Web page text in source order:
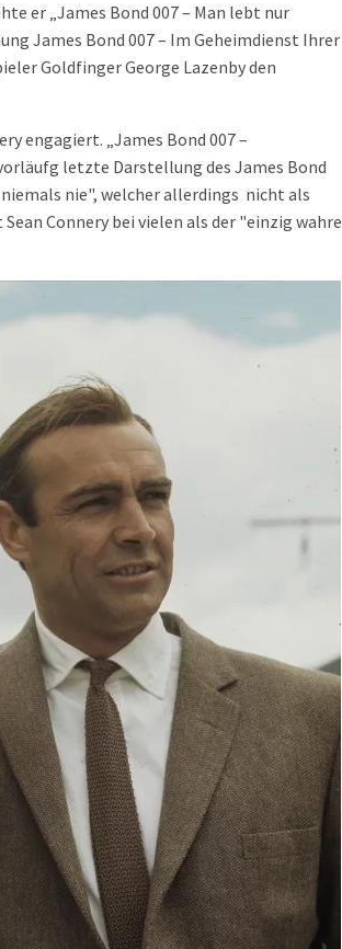
er „James Bond 007 – Man lebt nur
James Bond 007 – Im Geheimdienst Ihrer
Goldfinger George Lazenby den
engagiert. „James Bond 007 –
letzte Darstellung des James Bond
nie", welcher allerdings nicht als
Connery bei vielen als der "einzig wahre